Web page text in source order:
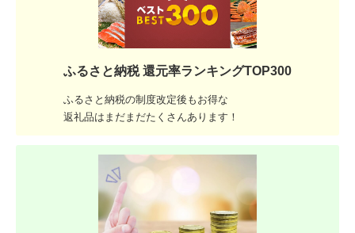
ふるさと納税 還元率ランキングTOP300
ふるさと納税の制度改定後もお得な
返礼品はまだまだたくさんあります！